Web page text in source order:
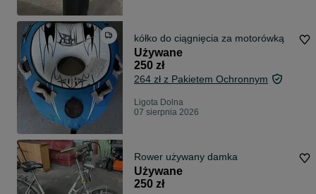
kółko do ciągnięcia za motorówką
Używane
250 zł
264 zł z Pakietem Ochronnym
Ligota Dolna
07 sierpnia 2026
Rower używany damka
Używane
250 zł